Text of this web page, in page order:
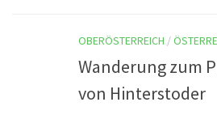
OBERÖSTERREICH /
Wanderung zum
von Hinterstoder